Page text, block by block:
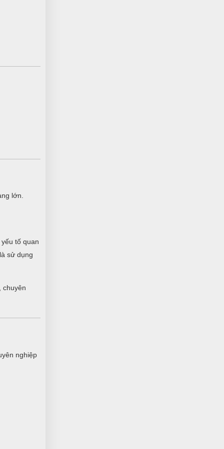
lớn.
tố quan
sử dụng
chuyên
nghiệp